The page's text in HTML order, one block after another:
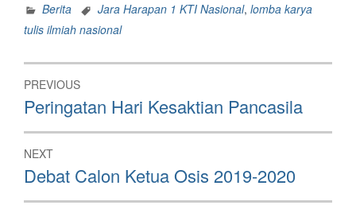
Berita
Jara Harapan 1 KTI Nasional, lomba karya
tulis ilmiah nasional
Post
navigation
PREVIOUS
Previous
post:
Peringatan Hari Kesaktian Pancasila
NEXT
Next
post:
Debat Calon Ketua Osis 2019-2020